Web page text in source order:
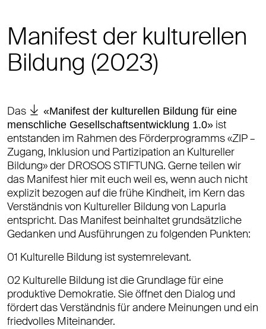
Manifest der kulturellen
Bildung (2023)
Das
«Manifest der kulturellen Bildung für eine
menschliche Gesellschaftsentwicklung 1.0» ist
entstanden im Rahmen des Förderprogramms «ZIP –
Zugang, Inklusion und Partizipation an Kultureller
Bildung» der DROSOS STIFTUNG. Gerne teilen wir
das Manifest hier mit euch weil es, wenn auch nicht
explizit bezogen auf die frühe Kindheit, im Kern das
Verständnis von Kultureller Bildung von Lapurla
entspricht. Das Manifest beinhaltet grundsätzliche
Gedanken und Ausführungen zu folgenden Punkten:
01 Kulturelle Bildung ist systemrelevant.
02 Kulturelle Bildung ist die Grundlage für eine
produktive Demokratie. Sie öffnet den Dialog und
fördert das Verständnis für andere Meinungen und ein
friedvolles Miteinander.